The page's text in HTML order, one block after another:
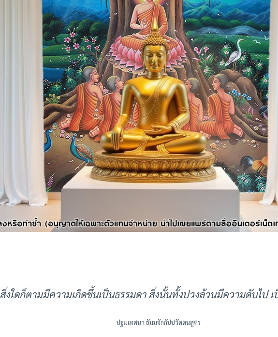
สิ่งใดก็ตามมีความเกิดขึ้นเป็นธรรมดา สิ่งนั้นทั้งปวงล้วนมีความดับไป เ
ปฐมเทศนา ธัมมจักกัปปวัตตนสูตร